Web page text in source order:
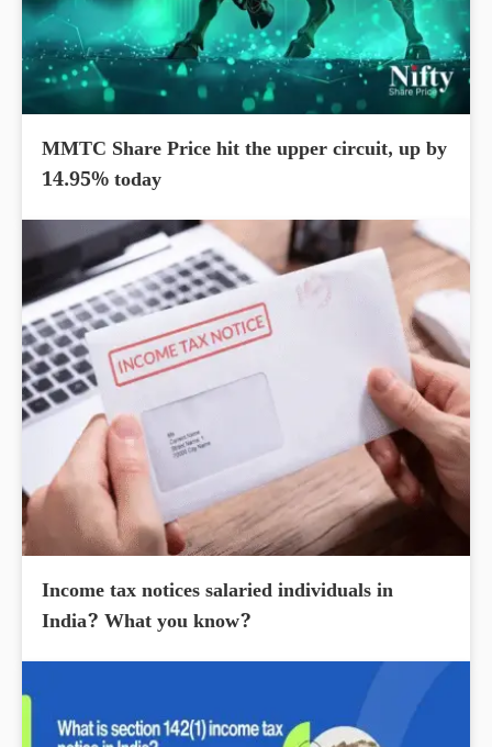
MMTC Share Price hit the upper circuit, up by
14.95% today
Income tax notices salaried individuals in
India? What you know?